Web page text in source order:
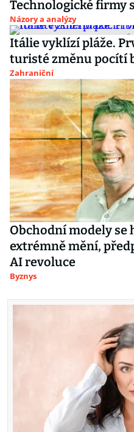
Technologické firmy
Názory a analýzy
Itálie vyklízí pláže.
turisté změnu pocítí
Zahraniční
Obchodní modely se
extrémně mění,
AI revoluce
Byznys